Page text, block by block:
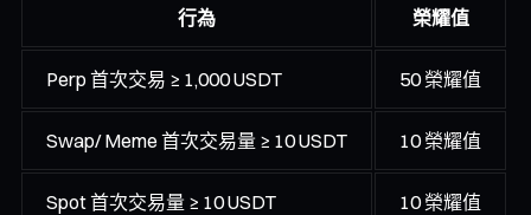
行為 榮耀值
Perp 首次交易 ≥ 1,000 USDT 50 榮耀值
Swap/ Meme 首次交易量 ≥ 10 USDT 10 榮耀值
Spot 首次交易量 ≥ 10 USDT 10 榮耀值